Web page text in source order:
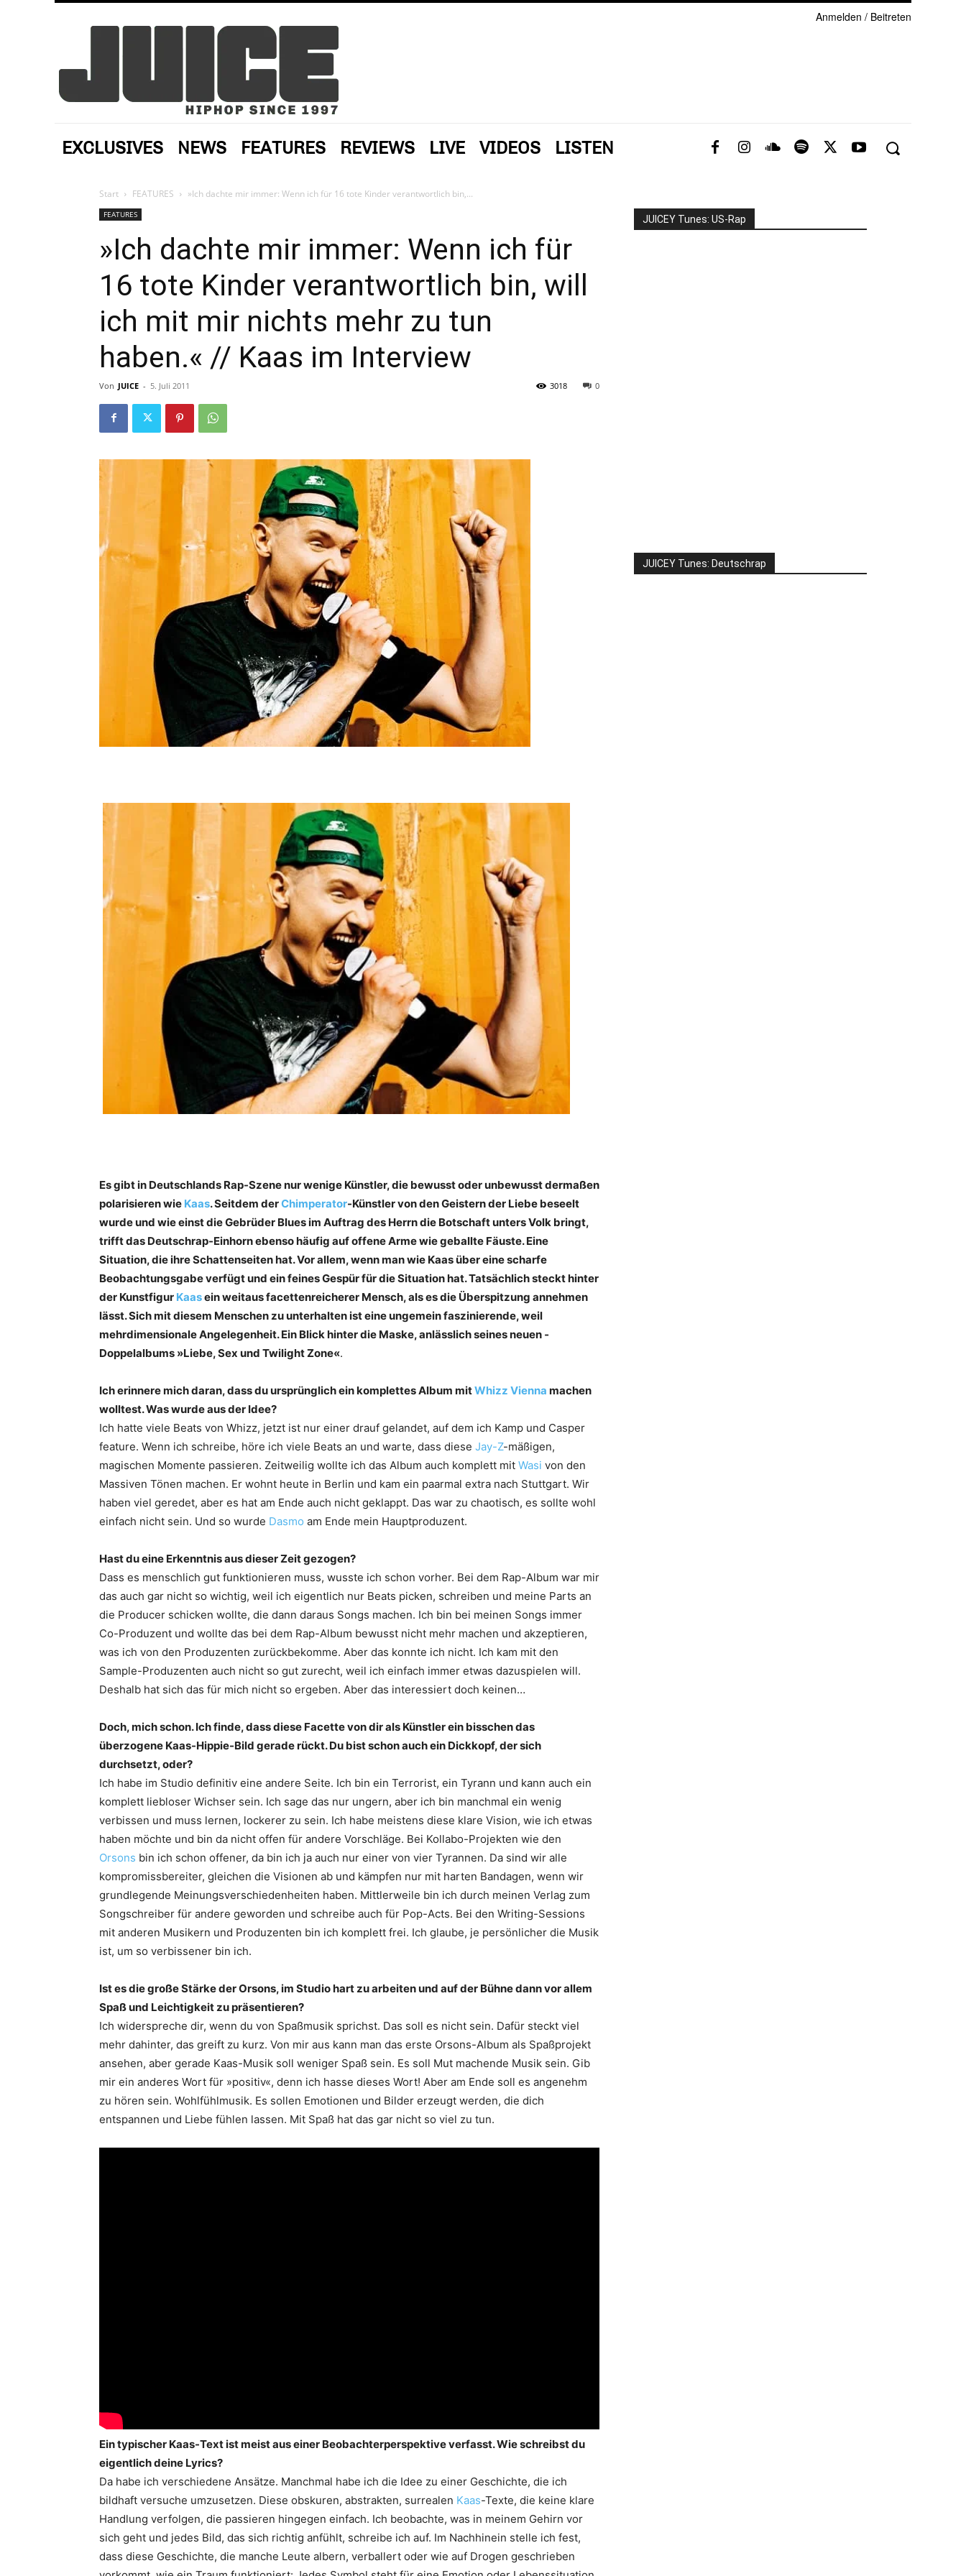
Anmelden / Beitreten
EXCLUSIVES NEWS FEATURES REVIEWS LIVE VIDEOS LISTEN
Start FEATURES »Ich dachte mir immer: Wenn ich für 16 tote Kinder verantwortlich bin,...
FEATURES
»Ich dachte mir immer: Wenn ich für
16 tote Kinder verantwortlich bin, will
ich mit mir nichts mehr zu tun
haben.« // Kaas im Interview
Von JUICE - 5. Juli 2011 0
3018
Es gibt in Deutschlands Rap-Szene nur wenige Künstler, die bewusst oder unbewusst dermaßen
­polarisieren wie Kaas. Seitdem derChimperator-Künstler von den Geistern der Liebe beseelt
wurde und wie einst die Gebrüder Blues im Auftrag des Herrn die Botschaft unters Volk bringt,
trifft das Deutschrap-Einhorn ebenso häufig auf offene Arme wie geballte Fäuste. Eine
Situation, die ihre Schattenseiten hat. Vor allem, wenn man wie Kaas über eine scharfe
Beobachtungsgabe verfügt und ein feines Gespür für die Situation hat. Tatsächlich steckt hinter
der Kunstfigur Kaasein weitaus facettenreicherer Mensch, als es die Überspitzung annehmen
lässt. Sich mit diesem Menschen zu unterhalten ist eine ungemein ­faszinierende, weil
mehrdimensionale Angelegenheit. Ein Blick hinter die Maske, anlässlich seines neuen ­
Doppelalbums »Liebe, Sex und Twilight Zone«.
Ich erinnere mich daran, dass du ­ursprünglich ein komplettes Album mitWhizz Vienna machen
wolltest. Was wurde aus der Idee?
Ich hatte viele Beats von Whizz, jetzt ist nur einer drauf gelandet, auf dem ich Kamp und Casper
feature. Wenn ich schreibe, höre ich viele Beats an und warte, dass diese Jay-Z-mäßigen,
magischen Momente passieren. Zeitweilig wollte ich das Album auch komplett mit Wasi von den
Massiven Tönen machen. Er wohnt heute in Berlin und kam ein paarmal extra nach Stuttgart. Wir
haben viel geredet, aber es hat am Ende auch nicht ­geklappt. Das war zu chaotisch, es sollte wohl
einfach nicht sein. Und so wurde ­Dasmo am Ende mein Hauptproduzent.
Hast du eine Erkenntnis aus dieser Zeit gezogen?
Dass es menschlich gut funktionieren muss, wusste ich schon vorher. Bei dem Rap-Album war mir
das auch gar nicht so wichtig, weil ich eigentlich nur Beats picken, schreiben und meine Parts an
die Producer schicken wollte, die dann daraus Songs machen. Ich bin bei meinen Songs immer
Co-Produzent und wollte das bei dem Rap-Album bewusst nicht mehr machen und akzeptieren,
was ich von den Produzenten zurückbekomme. Aber das konnte ich nicht. Ich kam mit den
Sample-Produzenten auch nicht so gut zurecht, weil ich einfach immer etwas dazuspielen will.
Deshalb hat sich das für mich nicht so ergeben. Aber das interessiert doch keinen…
Doch, mich schon. Ich finde, dass diese Facette von dir als Künstler ein bisschen das
überzogene Kaas-Hippie-Bild gerade rückt. Du bist schon auch ein Dickkopf, der sich
durchsetzt, oder?
Ich habe im Studio definitiv eine andere Seite. Ich bin ein Terrorist, ein Tyrann und kann auch ein
komplett liebloser Wichser sein. Ich sage das nur ungern, aber ich bin manchmal ein wenig
verbissen und muss lernen, lockerer zu sein. Ich habe meistens diese klare Vision, wie ich etwas
haben möchte und bin da nicht offen für andere Vorschläge. Bei Kollabo-Projekten wie den
Orsons bin ich schon offener, da bin ich ja auch nur einer von vier Tyrannen. Da sind wir alle
kompromissbereiter, gleichen die Visionen ab und kämpfen nur mit harten Bandagen, wenn wir
grundlegende Meinungsverschiedenheiten haben. Mittlerweile bin ich durch meinen Verlag zum
Songschreiber für andere geworden und schreibe auch für Pop-Acts. Bei den Writing-Sessions
mit anderen Musikern und Produzenten bin ich komplett frei. Ich glaube, je persönlicher die Musik
ist, um so verbissener bin ich.
Ist es die große Stärke der Orsons, im Studio hart zu arbeiten und auf der Bühne dann vor allem
Spaß und ­Leichtigkeit zu präsentieren?
Ich widerspreche dir, wenn du von Spaßmusik sprichst. Das soll es nicht sein. Dafür steckt viel
mehr dahinter, das greift zu kurz. Von mir aus kann man das erste Orsons-Album als Spaßprojekt
ansehen, aber gerade Kaas-Musik soll weniger Spaß sein. Es soll Mut machende Musik sein. Gib
mir ein anderes Wort für »positiv«, denn ich hasse dieses Wort! Aber am Ende soll es angenehm
zu hören sein. Wohlfühlmusik. Es sollen Emotionen und Bilder erzeugt werden, die dich
entspannen und Liebe fühlen lassen. Mit Spaß hat das gar nicht so viel zu tun.
Ein typischer Kaas-Text ist meist aus einer Beobachterperspektive verfasst. Wie schreibst du
eigentlich deine Lyrics?
Da habe ich verschiedene Ansätze. Manchmal habe ich die Idee zu einer Geschichte, die ich
bildhaft versuche umzusetzen. Diese obskuren, abstrakten, surrealen Kaas-Texte, die keine klare
Handlung verfolgen, die passieren hingegen einfach. Ich beobachte, was in meinem Gehirn vor
sich geht und jedes Bild, das sich richtig anfühlt, schreibe ich auf. Im Nachhinein stelle ich fest,
dass diese Geschichte, die manche Leute albern, verballert oder wie auf Drogen geschrieben
JUICEY Tunes: US-Rap
JUICEY Tunes: Deutschrap